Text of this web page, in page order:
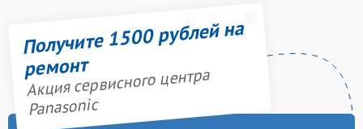
Получите 1500 рублей на
ремонт
Акция сервисного центра
Panasonic